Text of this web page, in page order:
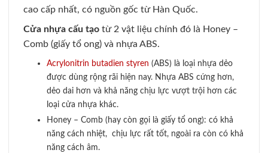
cao cấp nhất, có nguồn gốc từ Hàn Quốc.
Cửa nhựa cấu tạo từ 2 vật liệu chính đó là Honey –
Comb (giấy tổ ong) và nhựa ABS.
Acrylonitrin butadien styren (ABS) là loại nhựa dẻo
được dùng rộng rãi hiện nay. Nhựa ABS cứng hơn,
dẻo dai hơn và khả năng chịu lực vượt trội hơn các
loại cửa nhựa khác.
Honey – Comb (hay còn gọi là giấy tổ ong): có khả
năng cách nhiệt, chịu lực rất tốt, ngoài ra còn có khả
năng cách âm.